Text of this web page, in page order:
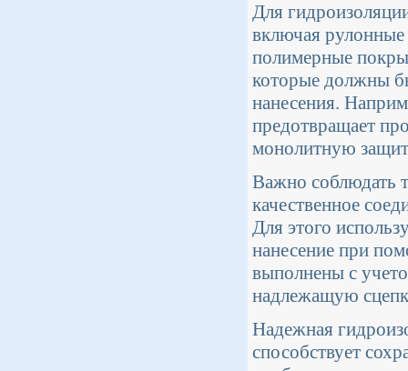
Для
включая
полимерные
которые должны
нанесения.
предотвращает
монолитную
Важно соблюдать
качественное
Для этого
нанесение при
выполнены с
надлежащую
Надежная
способствует